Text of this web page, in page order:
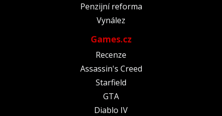
Penzijní reforma
Vynález
Games.cz
Recenze
Assassin's Creed
Starfield
GTA
Diablo IV